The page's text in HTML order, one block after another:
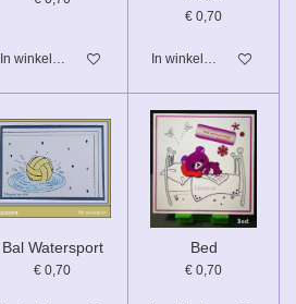
In winkelwagen
€ 0,70
In winkelwagen
Bal Watersport
€ 0,70
Bed
€ 0,70